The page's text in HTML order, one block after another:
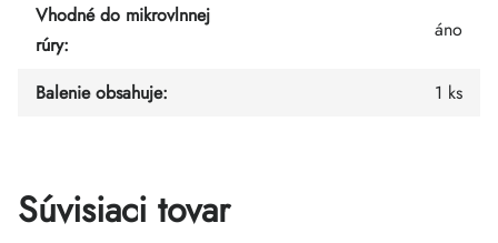
Vhodné do mikrovlnnej
rúry:
áno
Balenie obsahuje: 1 ks
Súvisiaci tovar